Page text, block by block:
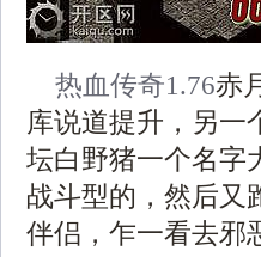
热血传奇1.76赤
库说道提升，另一
坛白野猪一个名字
战斗型的，然后又
伴侣，乍一看去邪